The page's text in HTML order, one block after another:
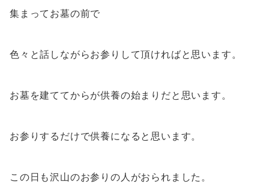
集まってお墓の前で
色々と話しながらお参りして頂ければと思います。
お墓を建ててからが供養の始まりだと思います。
お参りするだけで供養になると思います。
この日も沢山のお参りの人がおられました。